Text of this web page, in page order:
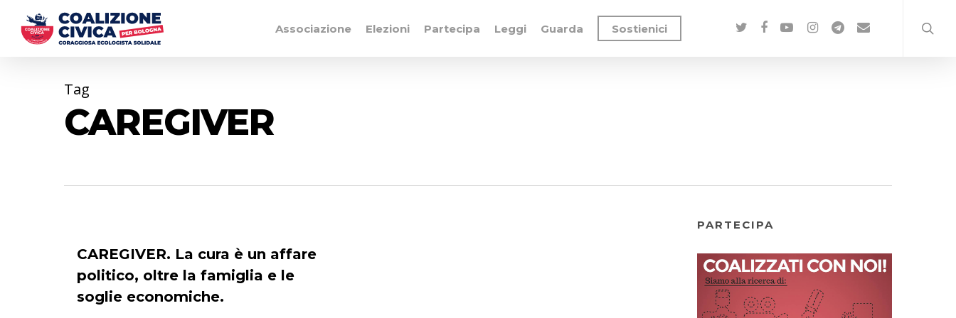
Associazione Elezioni Partecipa Leggi Guarda Sostienici
Tag
CAREGIVER
CAREGIVER. La cura è un affare
politico, oltre la famiglia e le
soglie economiche.
PARTECIPA